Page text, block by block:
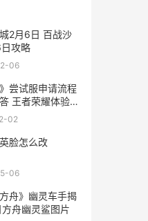
2月6日 百战沙
攻略
06
》尝试服申请流程
王者荣耀体验服
02
脸怎么改
06
方舟》幽灵车手揭
舟幽灵鲨图片